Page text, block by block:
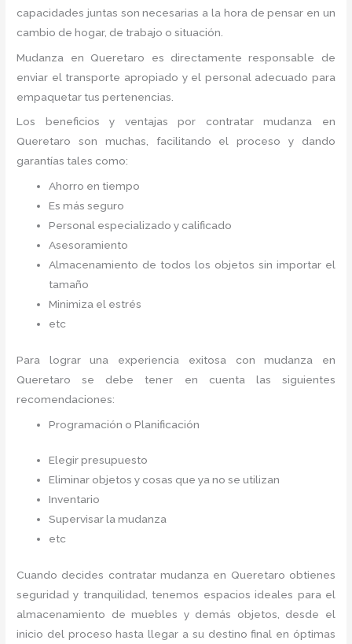
capacidades juntas son necesarias a la hora de pensar en un
cambio de hogar, de trabajo o situación.
Mudanza en Queretaro es directamente responsable de
enviar el transporte apropiado y el personal adecuado para
empaquetar tus pertenencias.
Los beneficios y ventajas por contratar mudanza en
Queretaro
son muchas, facilitando el proceso y dando
garantías tales como:
Ahorro en tiempo
Es más seguro
Personal especializado y calificado
Asesoramiento
Almacenamiento de todos los objetos sin importar el
tamaño
Minimiza el estrés
etc
Para lograr una experiencia exitosa con mudanza en
Queretaro
se debe tener en cuenta las siguientes
recomendaciones:
Programación o Planificación
Elegir presupuesto
Eliminar objetos y cosas que ya no se utilizan
Inventario
Supervisar la mudanza
etc
Cuando decides contratar mudanza en Queretaro obtienes
seguridad y tranquilidad, tenemos espacios ideales para el
almacenamiento de muebles y demás objetos, desde el
inicio del proceso hasta llegar a su destino final en óptimas